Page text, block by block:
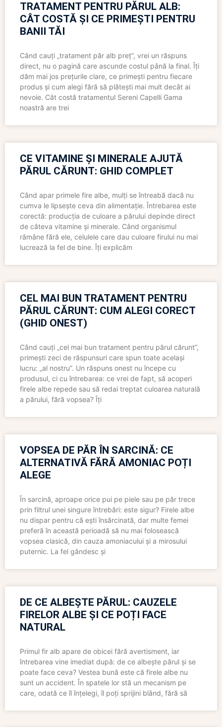
TRATAMENT PENTRU PĂRUL ALB:
CÂT COSTĂ ȘI CE PRIMEȘTI PENTRU
BANII TĂI
Când cauți „tratament păr alb preț”, vrei un răspuns
direct, nu o pagină care ascunde costul până la final. Îți
dăm mai jos prețurile clare, ce primești pentru fiecare
produs și cum alegi fără să plătești mai mult decât ai
nevoie. Cât costă tratamentul Sereni Capelli Gama
noastră are trei
CE VITAMINE ȘI MINERALE AJUTĂ
PĂRUL CĂRUNT: GHID COMPLET
Când apar primele fire albe, mulți se întreabă dacă nu
cumva le lipsește ceva din alimentație. Întrebarea este
corectă: producția de culoare a părului depinde direct
de câteva vitamine și minerale. Când organismul
rămâne fără ele, celulele care dau culoare firului nu mai
lucrează la fel de bine. Îți explicăm
CEL MAI BUN TRATAMENT PENTRU
PĂRUL CĂRUNT: CUM ALEGI CORECT
(GHID ONEST)
Când cauți „cel mai bun tratament pentru părul cărunt”,
primești zeci de răspunsuri care spun toate același
lucru: „al nostru”. Un răspuns onest nu începe cu
produsul, ci cu întrebarea: ce vrei de fapt, să acoperi
firele albe repede sau să redai treptat culoarea naturală
a părului, fără vopsea? Îți
VOPSEA DE PĂR ÎN SARCINĂ: CE
ALTERNATIVĂ FĂRĂ AMONIAC POȚI
ALEGE
În sarcină, aproape orice pui pe piele sau pe păr trece
prin filtrul unei singure întrebări: este sigur? Firele albe
nu dispar pentru că ești însărcinată, dar multe femei
preferă în această perioadă să nu mai folosească
vopsea clasică, din cauza amoniacului și a mirosului
puternic. La fel gândesc și
DE CE ALBEȘTE PĂRUL: CAUZELE
FIRELOR ALBE ȘI CE POȚI FACE
NATURAL
Primul fir alb apare de obicei fără avertisment, iar
întrebarea vine imediat după: de ce albește părul și se
poate face ceva? Vestea bună este că firele albe nu
sunt un accident. În spatele lor stă un mecanism pe
care, odată ce îl înțelegi, îl poți sprijini blând, fără să